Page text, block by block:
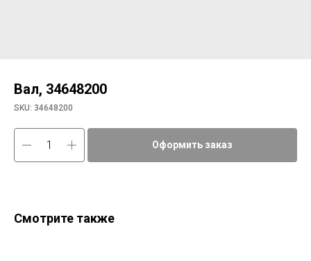
Вал, 34648200
SKU: 34648200
Оформить заказ
Смотрите также